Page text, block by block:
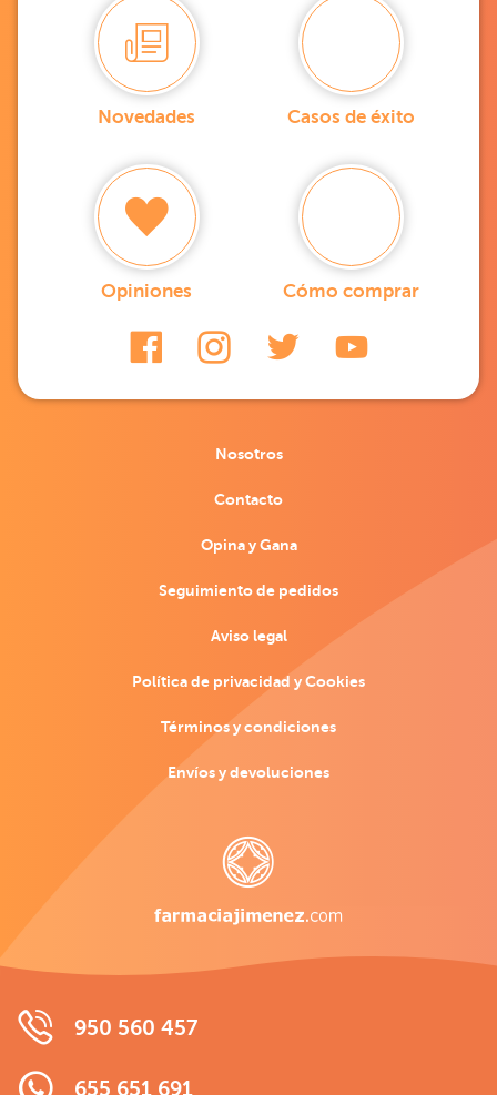
Novedades Casos de éxito
Opiniones Cómo comprar
Nosotros
Contacto
Opina y Gana
Seguimiento de pedidos
Aviso legal
Política de privacidad y Cookies
Términos y condiciones
Envíos y devoluciones
950 560 457
655 651 691